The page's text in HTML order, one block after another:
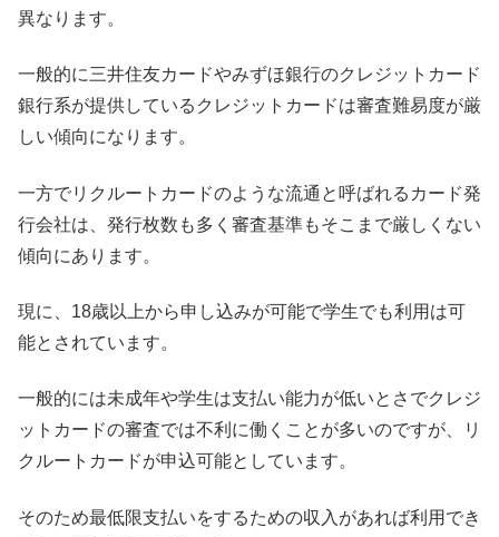
異なります。
一般的に三井住友カードやみずほ銀行のクレジットカード
銀行系が提供しているクレジットカードは審査難易度が厳
しい傾向になります。
一方でリクルートカードのような流通と呼ばれるカード発
行会社は、発行枚数も多く審査基準もそこまで厳しくない
傾向にあります。
現に、18歳以上から申し込みが可能で学生でも利用は可
能とされています。
一般的には未成年や学生は支払い能力が低いとさでクレジ
ットカードの審査では不利に働くことが多いのですが、リ
クルートカードが申込可能としています。
そのため最低限支払いをするための収入があれば利用でき